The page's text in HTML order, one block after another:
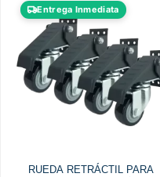
Entrega Inmediata
RUEDA RETRÁCTIL PARA